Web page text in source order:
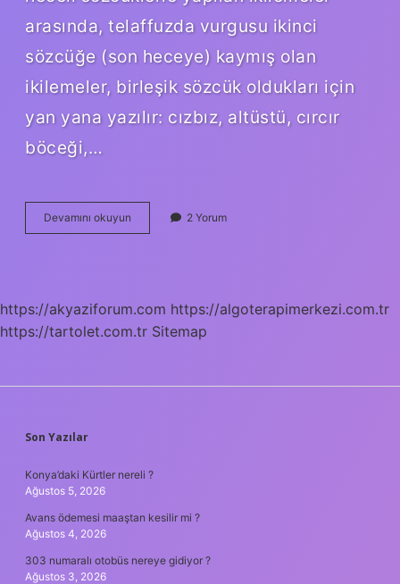
arasında, telaffuzda vurgusu ikinci
sözcüğe (son heceye) kaymış olan
ikilemeler, birleşik sözcük oldukları için
yan yana yazılır: cızbız, altüstü, cırcır
böceği,…
Devamını okuyun
Ne
2 Yorum
https://akyaziforum.com https://algoterapimerkezi.com.tr
https://tartolet.com.tr Sitemap
SIDEBAR
Son Yazılar
Konya’daki Kürtler nereli ?
Ağustos 5, 2026
Avans ödemesi maaştan kesilir mi ?
Ağustos 4, 2026
303 numaralı otobüs nereye gidiyor ?
Ağustos 3, 2026